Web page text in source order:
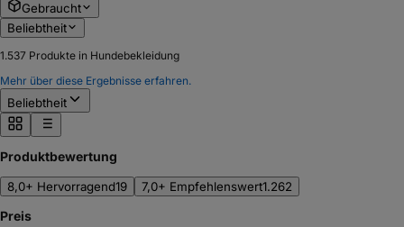
Gebraucht
Beliebtheit
1.537 Produkte in Hundebekleidung
Mehr über diese Ergebnisse erfahren.
Beliebtheit
Produktbewertung
8,0+ Hervorragend19 7,0+ Empfehlenswert1.262
Preis